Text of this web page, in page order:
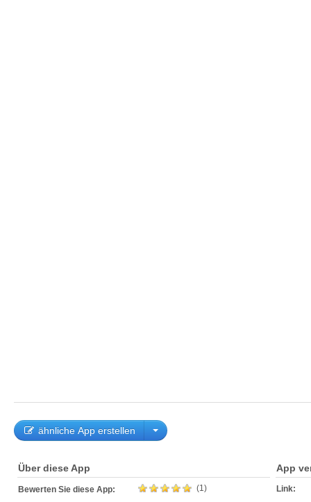
ähnliche App erstellen
Über diese App
Bewerten Sie diese App: (1)
App
Link: